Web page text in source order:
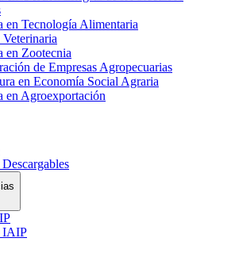
en Tecnología Alimentaria
en Zootecnia
de Empresas Agropecuarias
en Economía Social Agraria
en Agroexportación
IAIP